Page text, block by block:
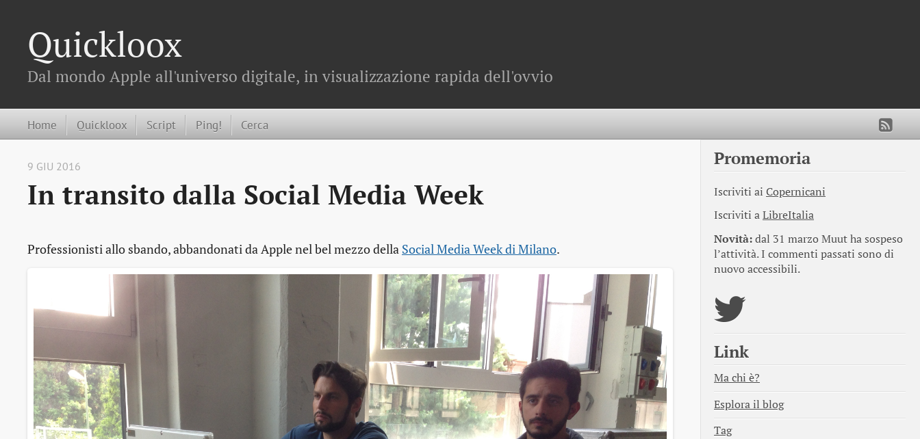
Quickloox
Dal mondo Apple all'universo digitale, in visualizzazione rapida dell'ovvio
Home Quickloox Script Ping! Cerca
9 GIU 2016
In transito dalla Social Media Week
Professionisti allo sbando, abbandonati da Apple nel bel mezzo della Social Media Week di Milano.
Promemoria
Iscriviti ai Copernicani
Iscriviti aLibreItalia
Novità:dal 31 marzo Muut ha sospeso
l’attività. I commenti passati sono di
nuovo accessibili.
Link
Ma chi è?
Esplora il blog
Tag